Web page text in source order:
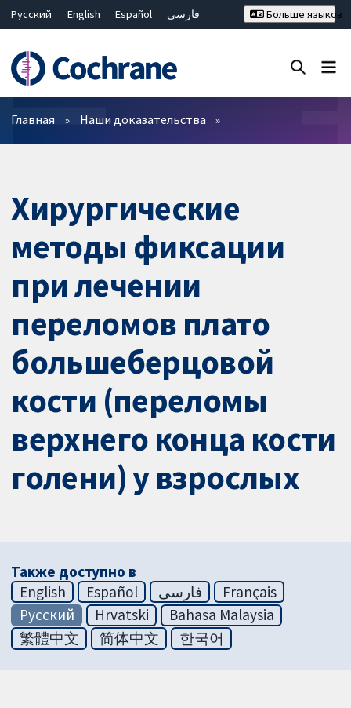
Русский English Español
فارسی
Bahasa Malaysia
ไทย
繁體中文
简体中文
Больше языков
Фильтры
Главная Наши доказательства
Хирургические
методы фиксации
при лечении
переломов плато
большеберцовой
кости (переломы
верхнего конца кости
голени) у взрослых
Также доступно в
English
Español فارسی
Français
Русский
Hrvatski
Bahasa Malaysia
繁體中文
简体中文 한국어